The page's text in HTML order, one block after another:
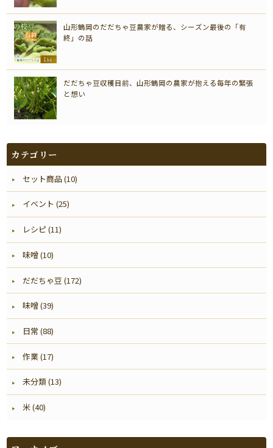
山形鶴岡のだだちゃ豆農家が贈る、シーズン最後の「有
終」の話
だだちゃ豆収穫目前、山形鶴岡の農家が抱える毎年の緊張
と想い
カテゴリー
セット商品 (10)
イベント (25)
レシピ (11)
味噌 (10)
だだちゃ豆 (172)
味噌 (39)
日常 (88)
作業 (17)
未分類 (13)
米 (40)